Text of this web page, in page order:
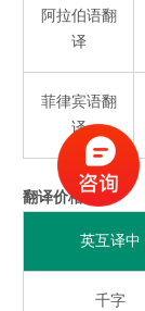
阿拉伯语翻
译
菲律宾语翻
译
翻译价格：
英互译中
千字